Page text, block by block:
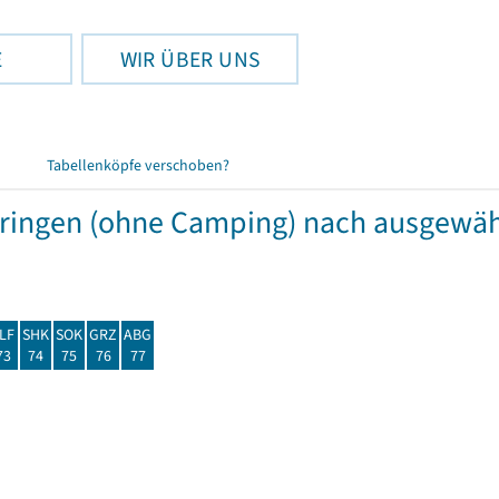
WIR ÜBER UNS
Tabellenköpfe verschoben?
(ohne Camping) nach
SHK
74
SOK
75
GRZ
76
ABG
77